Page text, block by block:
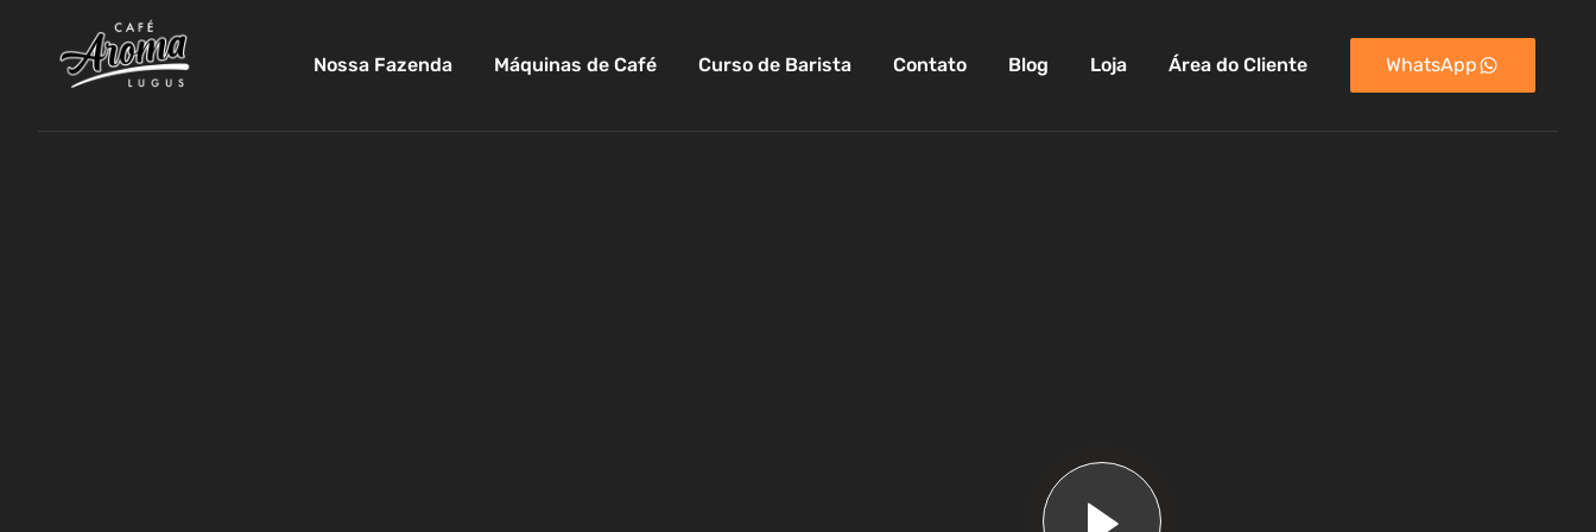
Nossa Fazenda Máquinas de Café Curso de Barista Contato Blog Loja Área do Cliente WhatsApp